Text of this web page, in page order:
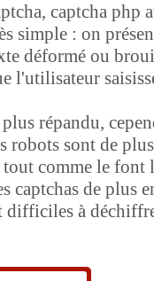
captcha php
simple : on
déformé ou
l'utilisateur
répandu,
robots sont de
comme le font
captchas de plus
à